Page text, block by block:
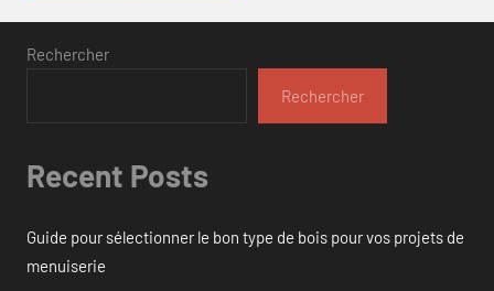
Rechercher
Rechercher
Recent Posts
Guide pour sélectionner le bon type de bois pour vos projets de
menuiserie